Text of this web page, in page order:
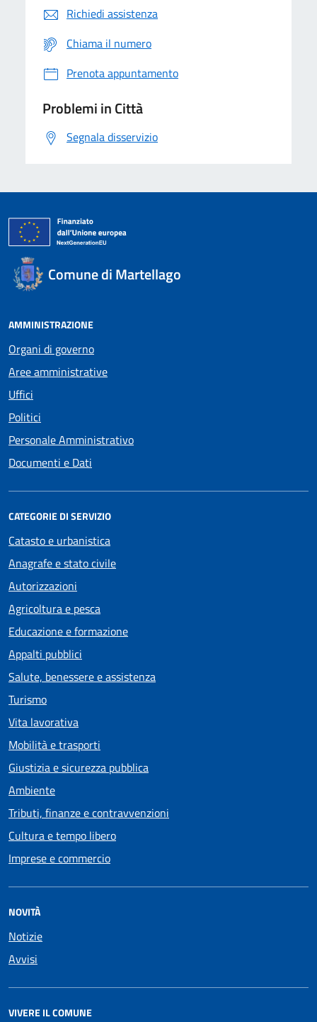
Richiedi assistenza
Chiama il numero
Prenota appuntamento
Problemi in Città
Segnala disservizio
Comune di Martellago
AMMINISTRAZIONE
Organi di governo
Aree amministrative
Uffici
Politici
Personale Amministrativo
Documenti e Dati
CATEGORIE DI SERVIZIO
Catasto e urbanistica
Anagrafe e stato civile
Autorizzazioni
Agricoltura e pesca
Educazione e formazione
Appalti pubblici
Salute, benessere e assistenza
Turismo
Vita lavorativa
Mobilità e trasporti
Giustizia e sicurezza pubblica
Ambiente
Tributi, finanze e contravvenzioni
Cultura e tempo libero
Imprese e commercio
NOVITÀ
Notizie
Avvisi
VIVERE IL COMUNE